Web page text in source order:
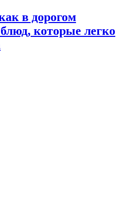
в дорогом
которые легко